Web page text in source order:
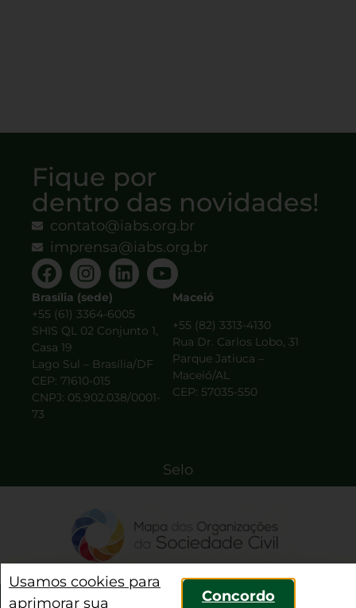
Fique por
dentro das novidades!
contato@iabs.org.br
imprensa@iabs.org.br
Brasília (sede)
+55 (61) 3364-6005
SHIS QL 02 Conjunto 1,
Casa 19
Lago Sul – Brasília/DF
CEP: 71610-015
CNPJ: 05.902.038/0001-
73
Maceió
+55 (82) 3313-4130
Rua Dr. Carlos Lobo, 31
Parque Jatiuca –
Maceió/AL
CEP: 57035-550
Selo
Concordo
Usamos cookies para
aprimorar sua